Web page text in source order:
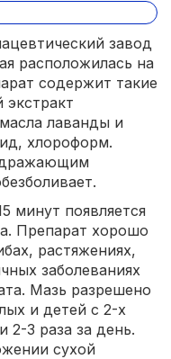
завод
расположилась на
содержит такие
лаванды и
хлороформ.
минут появляется
Препарат хорошо
растяжениях,
заболеваниях
Мазь разрешено
и детей с 2-х
2-3 раза за день.
сухой